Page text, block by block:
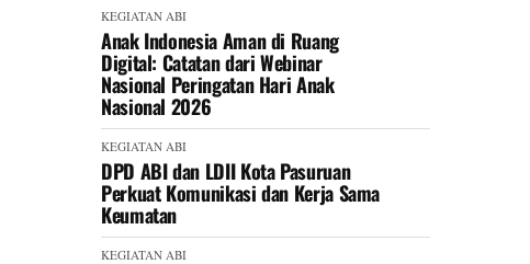
KEGIATAN ABI
Anak Indonesia Aman di Ruang
Digital: Catatan dari Webinar
Nasional Peringatan Hari Anak
Nasional 2026
KEGIATAN ABI
DPD ABI dan LDII Kota Pasuruan
Perkuat Komunikasi dan Kerja Sama
Keumatan
KEGIATAN ABI